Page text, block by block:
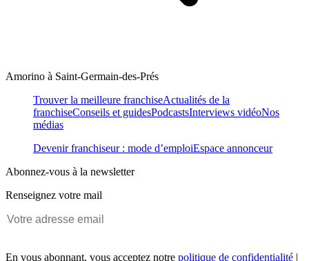
Amorino à Saint-Germain-des-Prés
Trouver la meilleure franchiseActualités de la
franchiseConseils et guidesPodcastsInterviews vidéoNos
médias
Devenir franchiseur : mode d’emploiEspace annonceur
Abonnez-vous à la newsletter
Renseignez votre mail
En vous abonnant, vous acceptez notre politique de confidentialité |